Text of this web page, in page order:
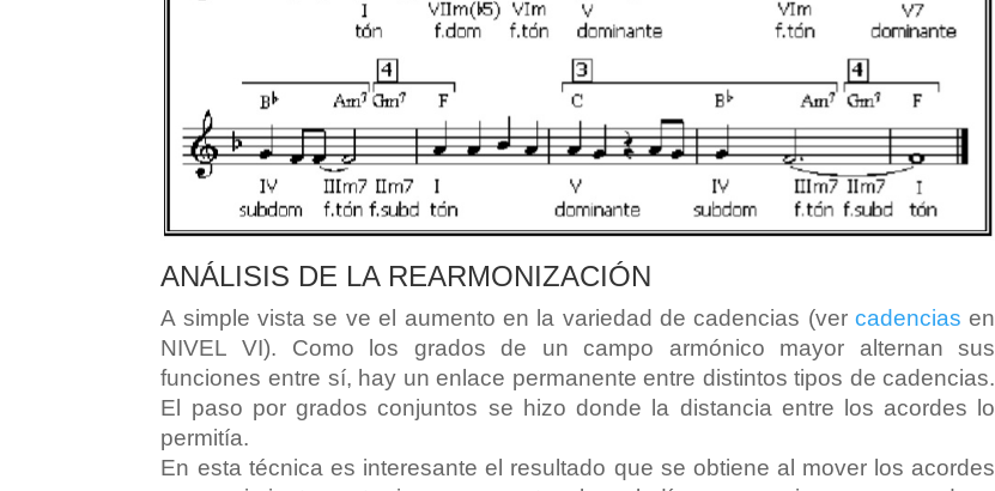
ANÁLISIS DE LA REARMONIZACIÓN
A simple vista se ve el aumento en la variedad de cadencias (vercadencias en
NIVEL VI). Como los grados de un campo armónico mayor alternan sus
funciones entre sí, hay un enlace permanente entre distintos tipos de cadencias.
El paso por grados conjuntos se hizo donde la distancia entre los acordes lo
permitía.
En esta técnica es interesante el resultado que se obtiene al mover los acordes